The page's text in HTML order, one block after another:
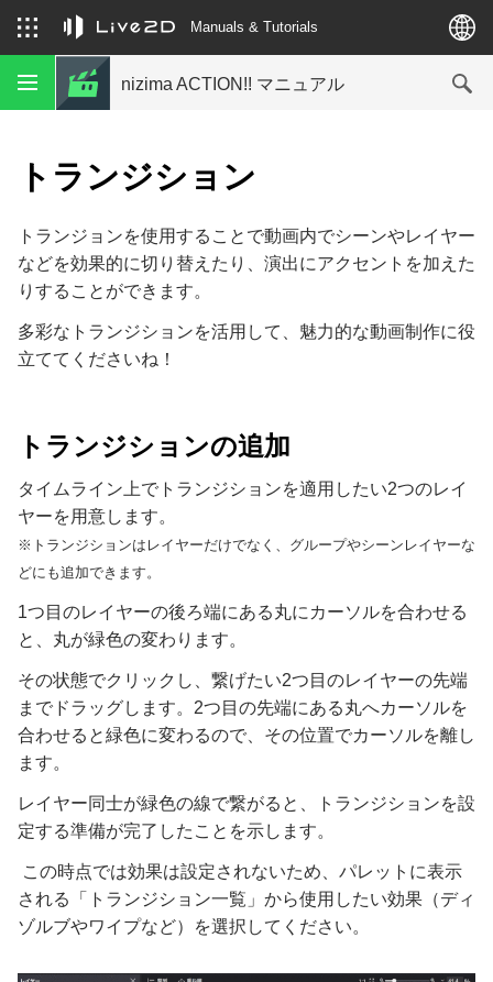
Manuals & Tutorials
nizima ACTION!! マニュアル
トランジション
トランジョンを使用することで動画内でシーンやレイヤー
などを効果的に切り替えたり、演出にアクセントを加えた
りすることができます。
多彩なトランジションを活用して、魅力的な動画制作に役
立ててくださいね！
トランジションの追加
タイムライン上でトランジションを適用したい2つのレイ
ヤーを用意します。
※トランジションはレイヤーだけでなく、グループやシーンレイヤーな
どにも追加できます。
1つ目のレイヤーの後ろ端にある丸にカーソルを合わせる
と、丸が緑色の変わります。
その状態でクリックし、繋げたい2つ目のレイヤーの先端
までドラッグします。2つ目の先端にある丸へカーソルを
合わせると緑色に変わるので、その位置でカーソルを離し
ます。
レイヤー同士が緑色の線で繋がると、トランジションを設
定する準備が完了したことを示します。
この時点では効果は設定されないため、パレットに表示
される「トランジション一覧」から使用したい効果（ディ
ゾルブやワイプなど）を選択してください。